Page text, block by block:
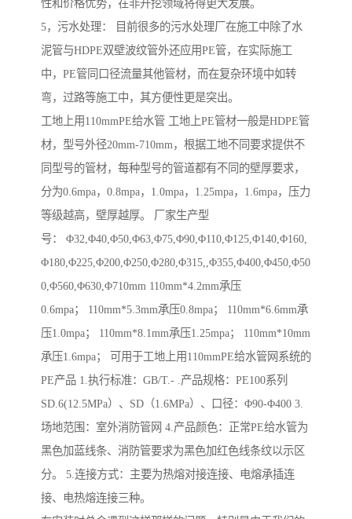
性和价格优势，在非开挖领域将得更大发展。
5，污水处理： 目前很多的污水处理厂在施工中除了水
泥管与HDPE双壁波纹管外还应用PE管，在实际施工
中，PE管同口径流量其他管材，而在复杂环境中如转
弯，过路等施工中，其方便性更是突出。
工地上用110mmPE给水管 工地上PE管材一般是HDPE管
材，型号外径20mm-710mm，根据工地不同要求提供不
同型号的管材，每种型号的管道都有不同的壁厚要求，
分为0.6mpa，0.8mpa，1.0mpa，1.25mpa，1.6mpa，压力
等级越高，壁厚越厚。 厂家生产型
号： Φ32,Φ40,Φ50,Φ63,Φ75,Φ90,Φ110,Φ125,Φ140,Φ160,
Φ180,Φ225,Φ200,Φ250,Φ280,Φ315,,Φ355,Φ400,Φ450,Φ50
0,Φ560,Φ630,Φ710mm 110mm*4.2mm承压
0.6mpa； 110mm*5.3mm承压0.8mpa； 110mm*6.6mm承
压1.0mpa； 110mm*8.1mm承压1.25mpa； 110mm*10mm
承压1.6mpa； 可用于工地上用110mmPE给水管网系统的
PE产品 1.执行标准：GB/T.- .产品规格：PE100系列
SD.6(12.5MPa）、SD（1.6MPa）、口径：Φ90-Φ400 3.
场地范围：室外消防管网 4.产品颜色：正常PE给水管为
黑色加蓝线条、消防管要求为黑色加红色线条纹以示区
分。 5.连接方式：主要为热熔对接连接、电熔承插连
接、电热熔连接三种。